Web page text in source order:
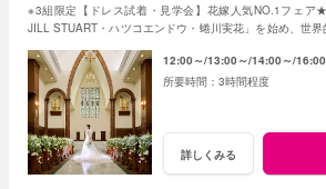
※3組限定【ドレス試着・見学会】花嫁人気NO.1フェア★
JILL STUART・ハツコエンドウ・蜷川実花」を始め、世
12:00～ 13:00～ 14:00～
3時間程度
詳しくみる